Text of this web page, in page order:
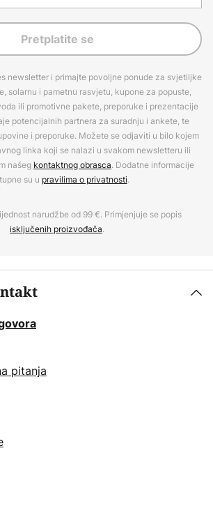
Pretplatite se
newsletter i primajte povoljne ponude za svjetiljke
solarnu i pametnu rasvjetu, kupone za popuste,
ili promotivne pakete, preporuke i prezentacije
potencijalnih partnera za suradnju i ankete, te
i preporuke. Možete se odjaviti u bilo kojem
linka koji se nalazi u svakom newsletteru ili
našeg kontaktnog obrasca. Dodatne informacije
su u pravilima o privatnosti.
narudžbe od 99 €. Primjenjuje se popis
isključenih proizvođača.
pitanja